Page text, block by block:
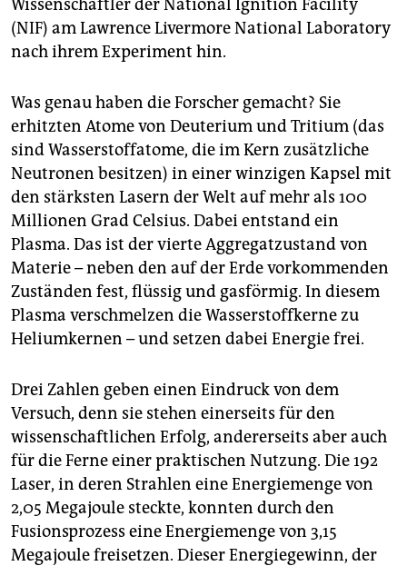
Wissenschaftler der National Ignition Facility
(NIF) am Lawrence Livermore National Laboratory
nach ihrem Experiment hin.
Was genau haben die Forscher gemacht? Sie
erhitzten Atome von Deuterium und Tritium (das
sind Wasserstoffatome, die im Kern zusätzliche
Neutronen besitzen) in einer winzigen Kapsel mit
den stärksten Lasern der Welt auf mehr als 100
Millionen Grad Celsius. Dabei entstand ein
Plasma. Das ist der vierte Aggregatzustand von
Materie – neben den auf der Erde vorkommenden
Zuständen fest, flüssig und gasförmig. In diesem
Plasma verschmelzen die Wasserstoffkerne zu
Heliumkernen – und setzen dabei Energie frei.
Drei Zahlen geben einen Eindruck von dem
Versuch, denn sie stehen einerseits für den
wissenschaftlichen Erfolg, andererseits aber auch
für die Ferne einer praktischen Nutzung. Die 192
Laser, in deren Strahlen eine Energiemenge von
2,05 Megajoule steckte, konnten durch den
Fusionsprozess eine Energiemenge von 3,15
Megajoule freisetzen. Dieser Energiegewinn, der